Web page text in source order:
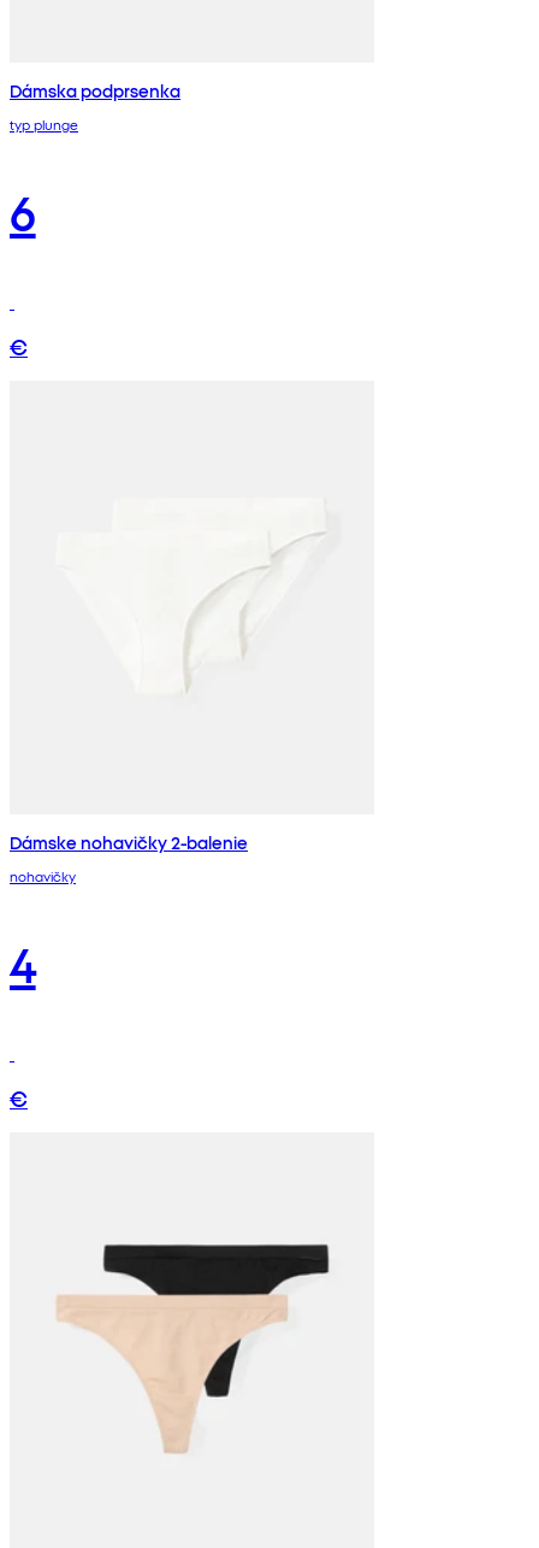
Dámska podprsenka
typ plunge
6
€
Dámske nohavičky 2-balenie
nohavičky
4
€